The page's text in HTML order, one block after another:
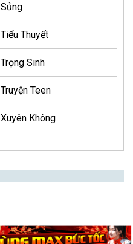
Sủng
Tiểu Thuyết
Trọng Sinh
Truyện Teen
Xuyên Không